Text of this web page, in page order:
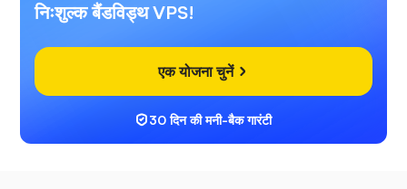
निःशुल्क बैंडविड्थ VPS!
एक योजना चुनें
30 दिन की मनी-बैक गारंटी